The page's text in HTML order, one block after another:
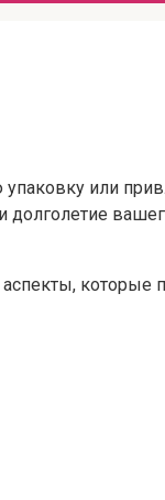
или
которые